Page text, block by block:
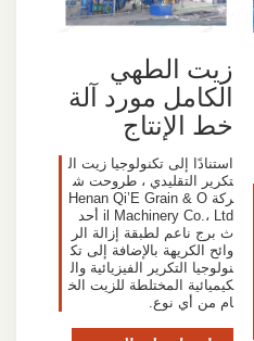
زيت الطهي
الكامل مورد آلة
خط الإنتاج
استنادًا إلى تكنولوجيا زيت ال
تكرير التقليدي ، طروحت ش
ركة Henan Qi’E Grain & O
il Machinery Co.، Ltd أحد
ث برج ناعم لطبقة إزالة الر
وائح الكريهة بالإضافة إلى تك
نولوجيا التكرير الفيزيائية وال
كيميائية المختلطة للزيت الخ
ام من أي نوع.